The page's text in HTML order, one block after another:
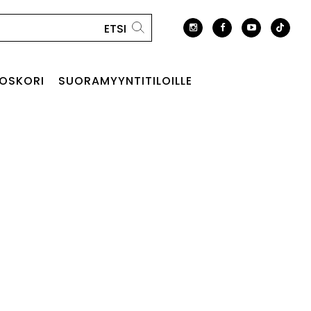
SUORAMYYNTITILOILLE